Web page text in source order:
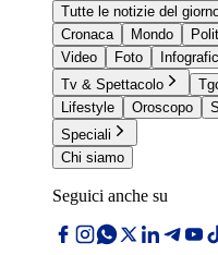
Tutte le notizie del
Cronaca
Mondo
Video
Foto
Tv & Spettacolo
Lifestyle
Oroscopo
Speciali
Chi siamo
Seguici anche su